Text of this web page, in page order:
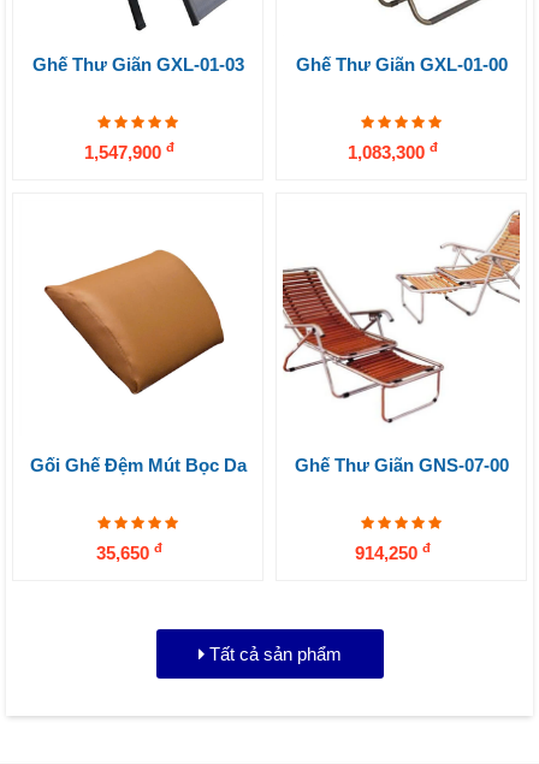
Ghế Thư Giãn GXL-01-03
1,547,900 đ
Ghế Thư Giãn GXL-01-00
1,083,300 đ
Gối Ghế Đệm Mút Bọc Da
35,650 đ
Ghế Thư Giãn GNS-07-00
914,250 đ
Tất cả sản phẩm